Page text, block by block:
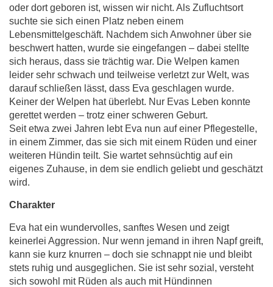
oder dort geboren ist, wissen wir nicht. Als Zufluchtsort
suchte sie sich einen Platz neben einem
Lebensmittelgeschäft. Nachdem sich Anwohner über sie
beschwert hatten, wurde sie eingefangen – dabei stellte
sich heraus, dass sie trächtig war. Die Welpen kamen
leider sehr schwach und teilweise verletzt zur Welt, was
darauf schließen lässt, dass Eva geschlagen wurde.
Keiner der Welpen hat überlebt. Nur Evas Leben konnte
gerettet werden – trotz einer schweren Geburt.
Seit etwa zwei Jahren lebt Eva nun auf einer Pflegestelle,
in einem Zimmer, das sie sich mit einem Rüden und einer
weiteren Hündin teilt. Sie wartet sehnsüchtig auf ein
eigenes Zuhause, in dem sie endlich geliebt und geschätzt
wird.
Charakter
Eva hat ein wundervolles, sanftes Wesen und zeigt
keinerlei Aggression. Nur wenn jemand in ihren Napf greift,
kann sie kurz knurren – doch sie schnappt nie und bleibt
stets ruhig und ausgeglichen. Sie ist sehr sozial, versteht
sich sowohl mit Rüden als auch mit Hündinnen